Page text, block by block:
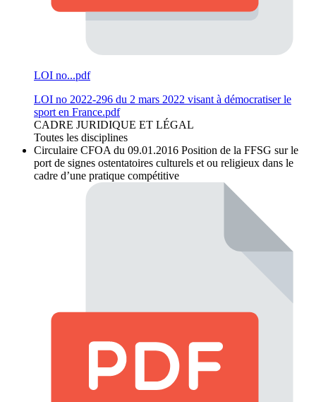
LOI no...pdf
LOI no 2022-296 du 2 mars 2022 visant à démocratiser le
sport en France.pdf
CADRE JURIDIQUE ET LÉGAL
Toutes les disciplines
Circulaire CFOA du 09.01.2016 Position de la FFSG sur le
port de signes ostentatoires culturels et ou religieux dans le
cadre d’une pratique compétitive